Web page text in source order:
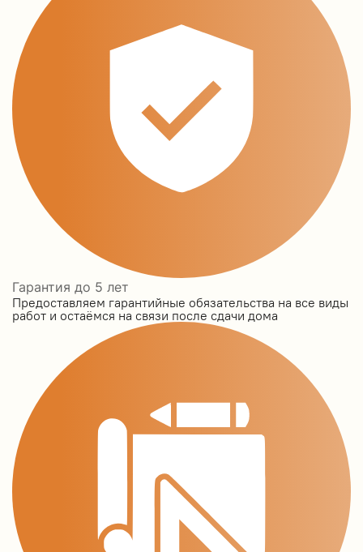
Гарантия до 5 лет
Предоставляем гарантийные обязательства на все виды
работ и остаёмся на связи после сдачи дома